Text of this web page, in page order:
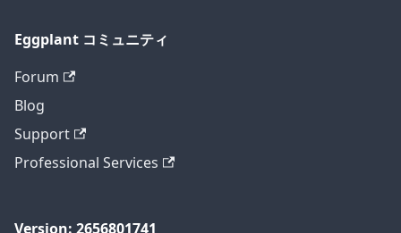
Eggplant コミュニティ
Forum
Blog
Support
Professional Services
Version: 2656801741